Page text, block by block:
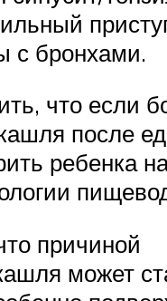
с бронхами.
что если
после
ребенка
причиной
может